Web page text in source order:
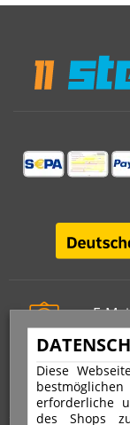
Diese
erforderliche
des Shops
E-
0221